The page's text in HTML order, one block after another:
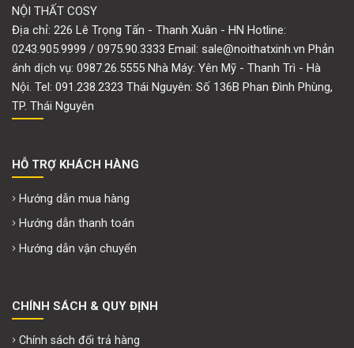
NỘI THẤT COSY
Địa chỉ: 226 Lê Trọng Tấn - Thanh Xuân - HN Hotline:
0243.905.9999 / 0975.90.3333 Email: sale@noithatxinh.vn Phản
ánh dịch vụ: 0987.26.5555 Nhà Máy: Yên Mỹ - Thanh Trì - Hà
Nội. Tel: 091.238.2323 Thái Nguyên: Số 136B Phan Đình Phùng,
TP. Thái Nguyên
HỖ TRỢ KHÁCH HÀNG
Hướng dẫn mua hàng
Hướng dẫn thanh toán
Hướng dẫn vận chuyển
CHÍNH SÁCH & QUY ĐỊNH
Chính sách đổi trả hàng